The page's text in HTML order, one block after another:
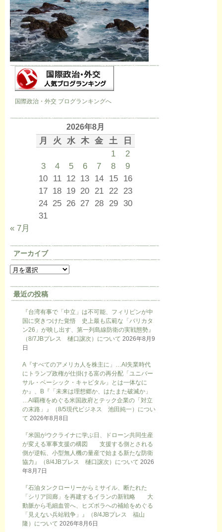
国際政治・外交 ブログランキングへ
2026年8月
月 火 水 木 金 土
日
1
2
3
4 5 6 7 8
9
10 11 12 13 14 15
16
17 18 19 20 21 22
23
24 25 26 27 28 29 30
31
« 7月
アーカイブ
最近の投稿
『台湾有事で「中立」は不可能、フィリピンが中
国に突きつけた覚悟 史上最も広範な「バリカタ
ン26」が映し出す、第一列島線防衛の実戦態勢』
（8/7JBプレス 樋口譲次）について 2026年8月9
日
A『すべてのアメリカ人を株主に」…AI失業時代
にトランプ政権が仕掛ける富の再分配「ユニバー
サル・ベーシック・キャピタル」とは一体なに
か』、B『「未来は理想郷か、はたまた破滅か」
…AI覇権をめぐる米国政府とテック企業の「対立
の末路」』（8/5現代ビジネス 池田純一）につい
て 2026年8月8日
『米国がウクライナに学ぶ日、ドローン共同生産
が変える軍事支援の構図 支援する側とされる
側が逆転、小型無人機の量産で始まる新たな防衛
協力』（8/4JBプレス 樋口譲次）について 2026
年8月7日
『石油タンクローリーからミサイル、断たれた
「シリア回廊」を再建するイランの新戦略 大
動脈から毛細血管へ、ヒズボラへの補給をめぐる
「見えない兵站戦争」』（8/4JBプレス 福山
隆）について 2026年8月6日